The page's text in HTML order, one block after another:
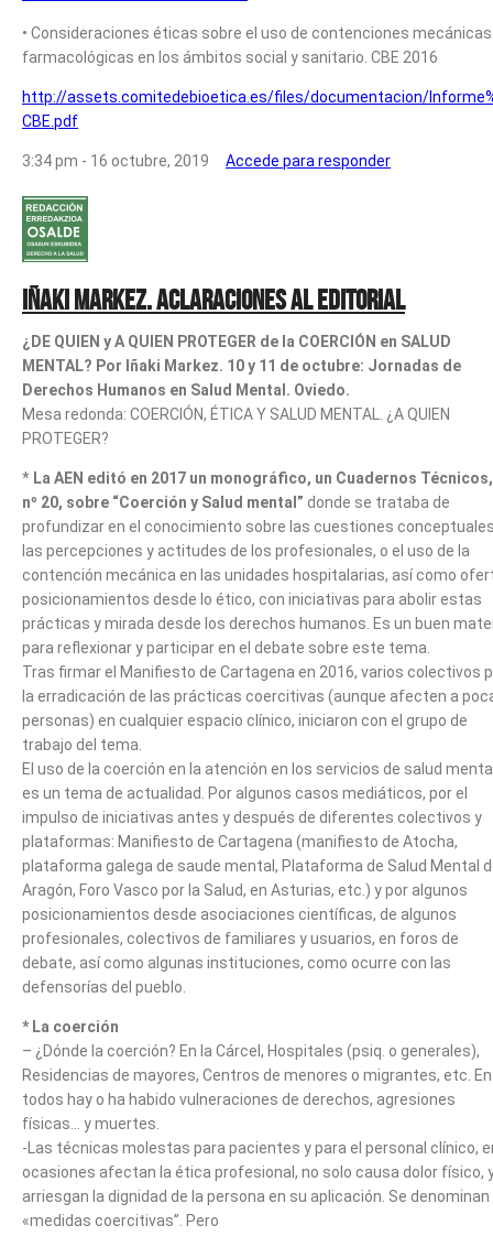
• Consideraciones éticas sobre el uso de contenciones
farmacológicas en los ámbitos social y sanitario. CBE 2016
http://assets.comitedebioetica.es/files/documentacion/
CBE.pdf
3:34 pm - 16 octubre, 2019 Accede para responder
Iñaki Markez. Aclaraciones al editorial
¿DE QUIEN y A QUIEN PROTEGER de la COERCIÓN en SALUD
MENTAL? Por Iñaki Markez. 10 y 11 de octubre: Jornadas de
Derechos Humanos en Salud Mental. Oviedo.
Mesa redonda: COERCIÓN, ÉTICA Y SALUD MENTAL. ¿A QUIEN
PROTEGER?
* La AEN editó en 2017 un monográfico, un Cuadernos
nº 20, sobre “Coerción y Salud mental” donde se trataba de
profundizar en el conocimiento sobre las cuestiones
las percepciones y actitudes de los profesionales, o el uso de la
contención mecánica en las unidades hospitalarias, así como
posicionamientos desde lo ético, con iniciativas para abolir estas
prácticas y mirada desde los derechos humanos. Es un buen
para reflexionar y participar en el debate sobre este tema.
Tras firmar el Manifiesto de Cartagena en 2016, varios colectivos
la erradicación de las prácticas coercitivas (aunque afecten a
personas) en cualquier espacio clínico, iniciaron con el grupo de
trabajo del tema.
El uso de la coerción en la atención en los servicios de salud
es un tema de actualidad. Por algunos casos mediáticos, por el
impulso de iniciativas antes y después de diferentes colectivos y
plataformas: Manifiesto de Cartagena (manifiesto de Atocha,
plataforma galega de saude mental, Plataforma de Salud Mental
Aragón, Foro Vasco por la Salud, en Asturias, etc.) y por algunos
posicionamientos desde asociaciones científicas, de algunos
profesionales, colectivos de familiares y usuarios, en foros de
debate, así como algunas instituciones, como ocurre con las
defensorías del pueblo.
* La coerción
– ¿Dónde la coerción? En la Cárcel, Hospitales (psiq. o generales),
Residencias de mayores, Centros de menores o migrantes, etc. En
todos hay o ha habido vulneraciones de derechos, agresiones
físicas… y muertes.
-Las técnicas molestas para pacientes y para el personal clínico,
ocasiones afectan la ética profesional, no solo causa dolor físico,
arriesgan la dignidad de la persona en su aplicación. Se denominan
«medidas coercitivas”. Pero